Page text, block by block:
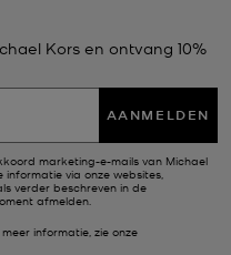
Kors en ontvang 10%
AANMELDEN
marketing-e-mails van Michael
informatie via onze websites,
verder beschreven in de
afmelden.
informatie, zie onze